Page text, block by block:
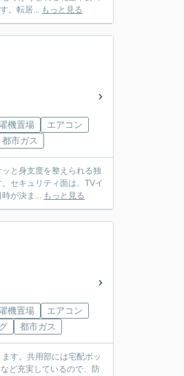
。転居... もっと見る
機置場
エアコン
都市ガス
と身支度を整えられる独
セキュリティ面は、TVイ
が決ま... もっと見る
機置場
エアコン
都市ガス
す。共用部には宅配ボッ
ど充実しているので、防